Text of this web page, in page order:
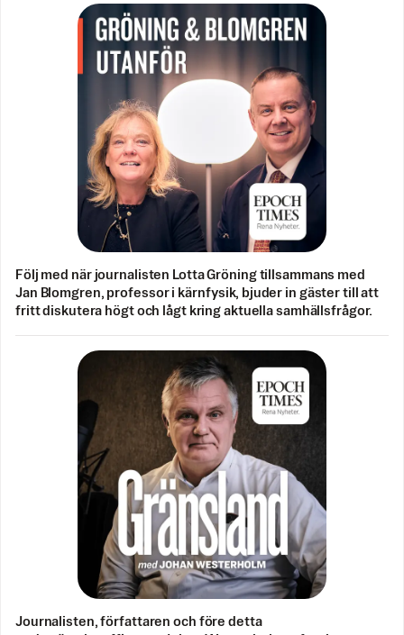
Följ med när journalisten Lotta Gröning tillsammans med
Jan Blomgren, professor i kärnfysik, bjuder in gäster till att
fritt diskutera högt och lågt kring aktuella samhällsfrågor.
Journalisten, författaren och före detta